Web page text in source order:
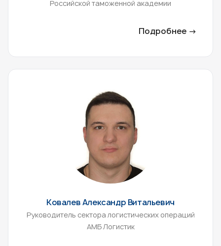
Российской таможенной академии
Подробнее →
Ковалев Александр Витальевич
Руководитель сектора логистических операций
АМБ Логистик